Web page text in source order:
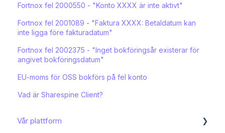
Fortnox fel 2000550 - "Konto XXXX är inte aktivt"
Fortnox fel 2001089 - "Faktura XXXX: Betaldatum kan
inte ligga före fakturadatum"
Fortnox fel 2002375 - "Inget bokföringsår existerar för
angivet bokföringsdatum"
EU-moms för OSS bokförs på fel konto
Vad är Sharespine Client?
Vår plattform